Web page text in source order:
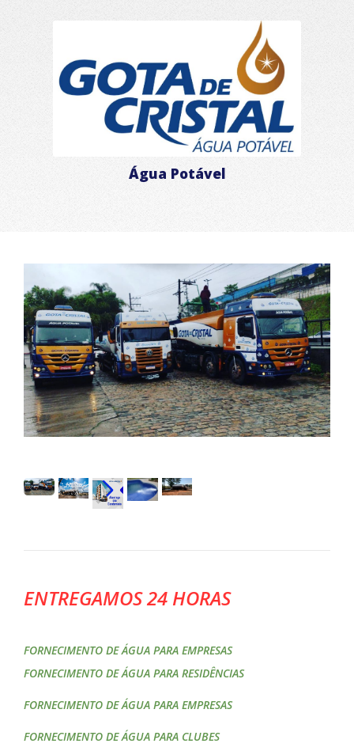
Água Potável
ENTREGAMOS 24 HORAS
FORNECIMENTO DE ÁGUA PARA EMPRESAS
FORNECIMENTO DE ÁGUA PARA RESIDÊNCIAS
FORNECIMENTO DE ÁGUA PARA EMPRESAS
FORNECIMENTO DE ÁGUA PARA CLUBES